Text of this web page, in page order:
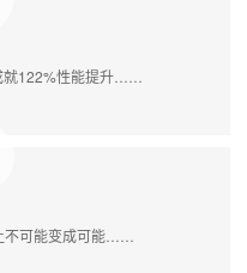
就122%性能提升……
不可能变成可能……